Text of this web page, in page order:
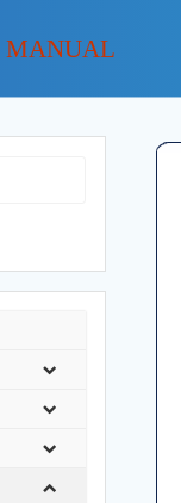
MANUAL